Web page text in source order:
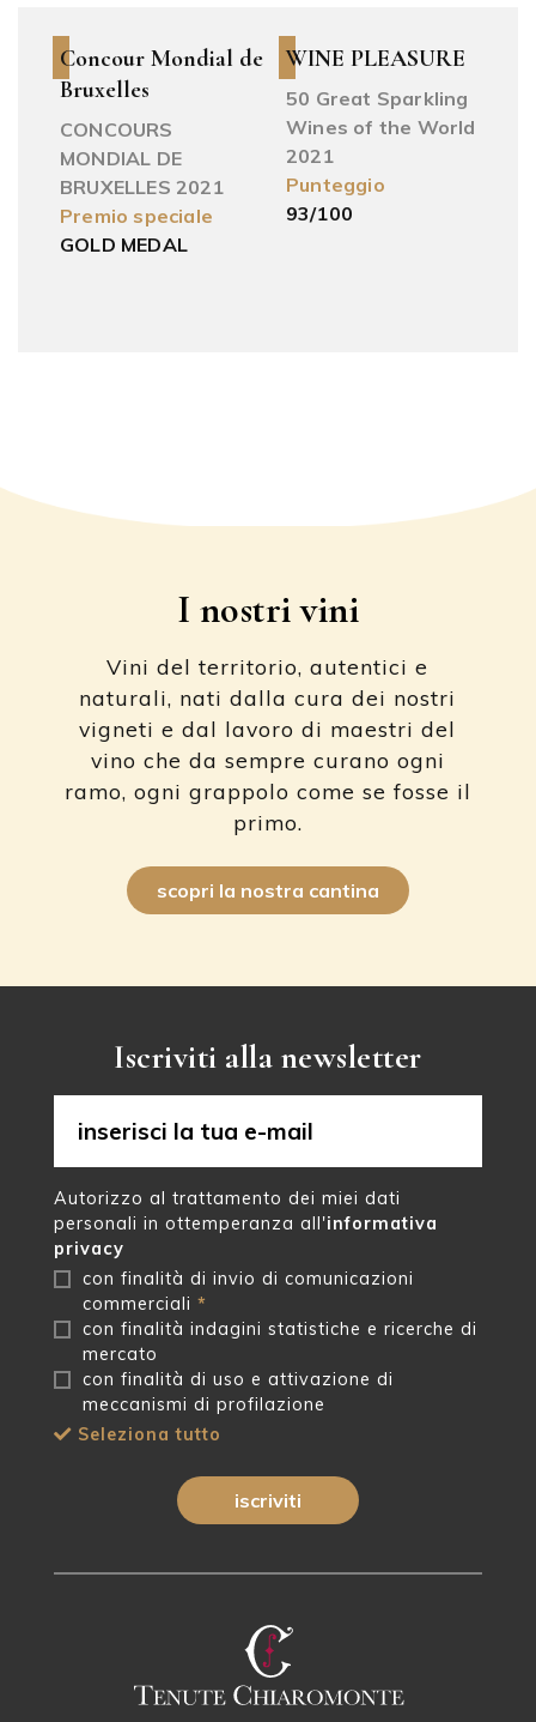
Concour Mondial de
Bruxelles
CONCOURS
MONDIAL DE
BRUXELLES 2021
Premio speciale
GOLD MEDAL
WINE PLEASURE
50 Great Sparkling
Wines of the World
2021
Punteggio
93/100
I nostri vini
Vini del territorio, autentici e
naturali, nati dalla cura dei nostri
vigneti e dal lavoro di maestri del
vino che da sempre curano ogni
ramo, ogni grappolo come se fosse il
primo.
scopri la nostra cantina
Iscriviti alla newsletter
Autorizzo al trattamento dei miei dati
personali in ottemperanza all'informativa
privacy
con finalità di invio di comunicazioni
commerciali*
con finalità indagini statistiche e ricerche di
mercato
con finalità di uso e attivazione di
meccanismi di profilazione
Seleziona tutto
iscriviti